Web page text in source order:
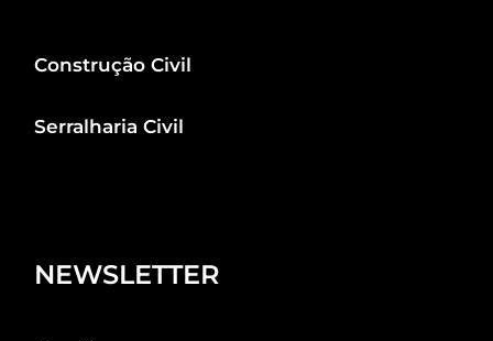
Construção Civil
Serralharia Civil
NEWSLETTER